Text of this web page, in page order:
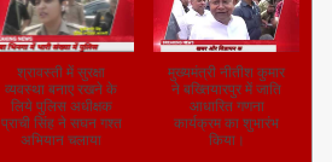
श्रावस्ती में सुरक्षा
व्यवस्था बनाए रखने के
लिये पुलिस अधीक्षक
प्राची सिंह ने सघन गश्त
अभियान चलाया
मुख्यमंत्री नीतीश कुमार
ने बख्तियारपुर में जाति
आधारित गणना
कार्यक्रम का शुभारंभ
किया।